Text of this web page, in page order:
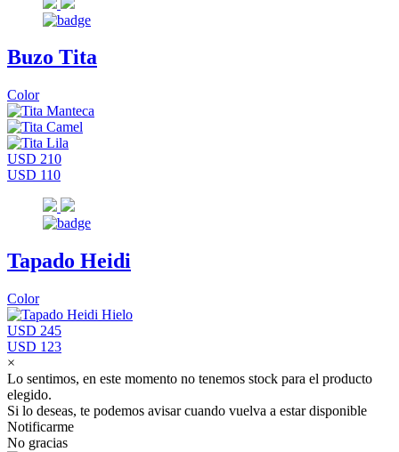
Buzo Tita
Color
USD 210
USD 110
Tapado Heidi
Color
USD 245
USD 123
×
Lo sentimos, en este momento no tenemos stock para el producto
elegido.
Si lo deseas, te podemos avisar cuando vuelva a estar disponible
Notificarme
No gracias